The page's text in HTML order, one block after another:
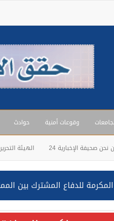
وقوعات أمنية حوادث
نحن صحيفة الإخبارية 24 الهيئة
للدفاع المشترك بين
نفذنا عملية رد عسكري